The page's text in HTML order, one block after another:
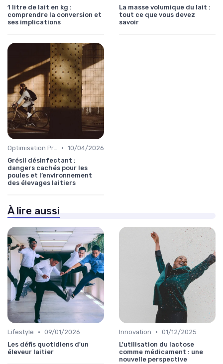
1 litre de lait en kg :
comprendre la conversion et
ses implications
La masse volumique du lait :
tout ce que vous devez
savoir
Optimisation Production • 10/04/2026
Grésil désinfectant :
dangers cachés pour les
poules et l’environnement
des élevages laitiers
À lire aussi
Lifestyle • 09/01/2026
Les défis quotidiens d'un
éleveur laitier
Innovation • 01/12/2025
L'utilisation du lactose
comme médicament : une
nouvelle perspective